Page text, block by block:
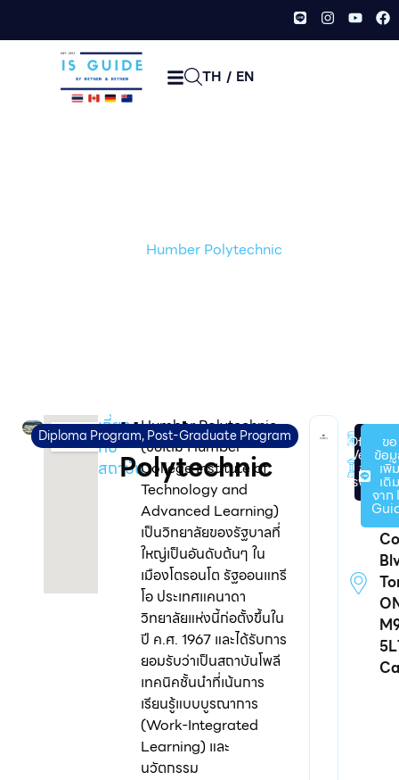
TH / EN
วิทยาลัย/
Humber Polytechnic
Diploma Program,Post-Graduate Program
เกี่ยว
กับ
สถาบัน
Humber
Polytechnic
Humber Polytechnic
(ชื่อเดิม Humber
College Institute of
Technology and
Advanced Learning)
เป็นวิทยาลัยของรัฐบาลที่
ใหญ่เป็นอันดับต้นๆ ใน
เมืองโตรอนโต รัฐออนแทรี
โอ ประเทศแคนาดา
วิทยาลัยแห่งนี้ก่อตั้งขึ้นใน
ปี ค.ศ. 1967 และได้รับการ
ยอมรับว่าเป็นสถาบันโพลี
เทคนิคชั้นนำที่เน้นการ
เรียนรู้แบบบูรณาการ
(Work-Integrated
Learning) และ
นวัตกรรม
รั
Official
Website
ของ
โรงเรียน
ขอ
ข้อ
เพิ่
เติ
จาก